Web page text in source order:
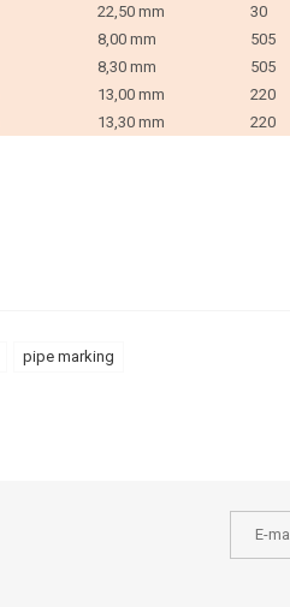
22,50 mm 30
8,00 mm 505
8,30 mm 505
13,00 mm 220
13,30 mm 220
pipe marking